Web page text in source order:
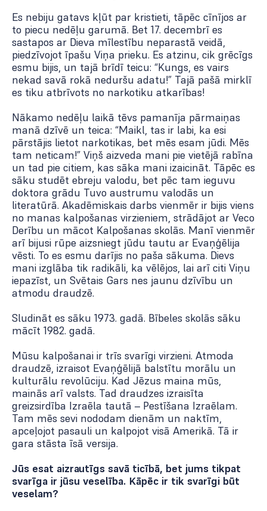
Es nebiju gatavs kļūt par kristieti, tāpēc cīnījos ar
to piecu nedēļu garumā. Bet 17. decembrī es
sastapos ar Dieva mīlestību neparastā veidā,
piedzīvojot īpašu Viņa prieku. Es atzinu, cik grēcīgs
esmu bijis, un tajā brīdī teicu: “Kungs, es vairs
nekad savā rokā neduršu adatu!” Tajā pašā mirklī
es tiku atbrīvots no narkotiku atkarības!
Nākamo nedēļu laikā tēvs pamanīja pārmaiņas
manā dzīvē un teica: “Maikl, tas ir labi, ka esi
pārstājis lietot narkotikas, bet mēs esam jūdi. Mēs
tam neticam!” Viņš aizveda mani pie vietējā rabīna
un tad pie citiem, kas sāka mani izaicināt. Tāpēc es
sāku studēt ebreju valodu, bet pēc tam ieguvu
doktora grādu Tuvo austrumu valodās un
literatūrā. Akadēmiskais darbs vienmēr ir bijis viens
no manas kalpošanas virzieniem, strādājot ar Veco
Derību un mācot Kalpošanas skolās. Manī vienmēr
arī bijusi rūpe aizsniegt jūdu tautu ar Evaņģēlija
vēsti. To es esmu darījis no paša sākuma. Dievs
mani izglāba tik radikāli, ka vēlējos, lai arī citi Viņu
iepazīst, un Svētais Gars nes jaunu dzīvību un
atmodu draudzē.
Sludināt es sāku 1973. gadā. Bībeles skolās sāku
mācīt 1982. gadā.
Mūsu kalpošanai ir trīs svarīgi virzieni. Atmoda
draudzē, izraisot Evaņģēlijā balstītu morālu un
kulturālu revolūciju. Kad Jēzus maina mūs,
mainās arī valsts. Tad draudzes izraisīta
greizsirdība Izraēla tautā – Pestīšana Izraēlam.
Tam mēs sevi nododam dienām un naktīm,
apceļojot pasauli un kalpojot visā Amerikā. Tā ir
gara stāsta īsā versija.
Jūs esat aizrautīgs savā ticībā, bet jums tikpat
svarīga ir jūsu veselība. Kāpēc ir tik svarīgi būt
veselam?